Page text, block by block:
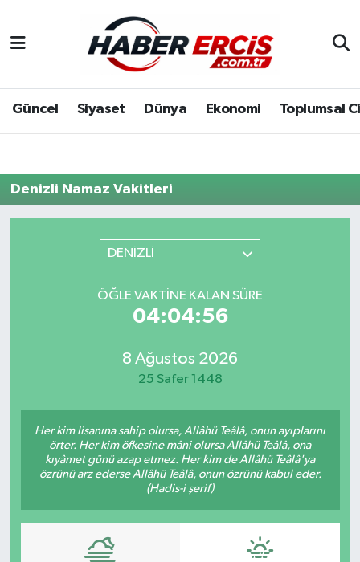
Güncel Siyaset Dünya Ekonomi Toplumsal
Denizli Namaz Vakitleri
DENİZLİ
ÖĞLE VAKTINE KALAN SÜRE
04:04:56
8 Ağustos 2026
25 Safer 1448
Her kim lisanına sahip olursa, Allâhü Teâlâ, onun ayıplarını
örter. Her kim öfkesine mâni olursa Allâhü Teâlâ, ona
kıyâmet günü azap etmez. Her kim de Allâhü Teâlâ'ya
özrünü arz ederse Allâhü Teâlâ, onun özrünü kabul eder.
(Hadis-i şerif)